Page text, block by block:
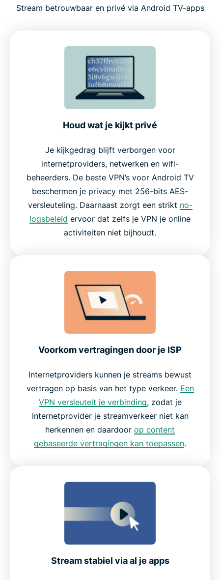
Waar je op moet letten bij een VPN voor Android
Belangrijkste ExpressVPN-functies voor Android
Lightway-protocol voor sneller en stabieler
Wereldwijd netwerk gebouwd voor snelheid en
betrouwbaarheid
Eenvoudige installatie, intuïtieve interface
Waarom kiezen voor ExpressVPN in plaats van
Wat gebruikers zeggen over ExpressVPN
Veelgestelde vragen
Probeer ExpressVPN vandaag nog zonder risico
op je Android TV
Stream betrouwbaar en privé via Android TV-apps
Houd wat je kijkt privé
Je kijkgedrag blijft verborgen voor
internetproviders, netwerken en wifi-
beheerders. De beste VPN’s voor Android TV
beschermen je privacy met 256-bits AES-
versleuteling. Daarnaast zorgt een strikt no-
logsbeleid ervoor dat zelfs je VPN je online
activiteiten niet bijhoudt.
Voorkom vertragingen door je ISP
Internetproviders kunnen je streams bewust
vertragen op basis van het type verkeer. Een
VPN versleutelt je verbinding, zodat je
internetprovider je streamverkeer niet kan
herkennen en daardoor op content
gebaseerde vertragingen kan toepassen.
Stream stabiel via al je apps